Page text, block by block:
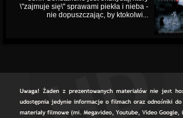
\"zajmuje się\" sprawami piekła i nieba -
nie dopuszczając, by ktokolwi...